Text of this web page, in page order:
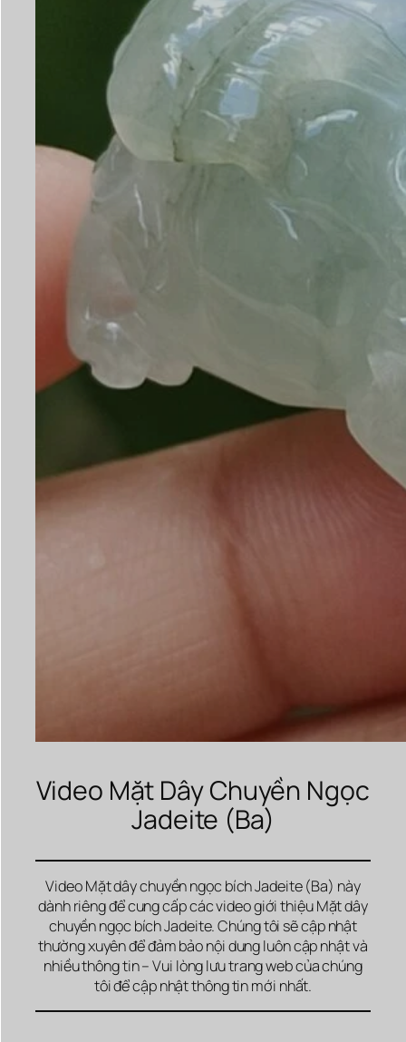
Video Mặt Dây Chuyền Ngọc
Jadeite (Ba)
Video Mặt dây chuyền ngọc bích Jadeite (Ba) này
dành riêng để cung cấp các video giới thiệu Mặt dây
chuyền ngọc bích Jadeite. Chúng tôi sẽ cập nhật
thường xuyên để đảm bảo nội dung luôn cập nhật và
nhiều thông tin – Vui lòng lưu trang web của chúng
tôi để cập nhật thông tin mới nhất.